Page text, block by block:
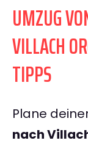
UMZUG
VILLACH
TIPPS
Plane
nach